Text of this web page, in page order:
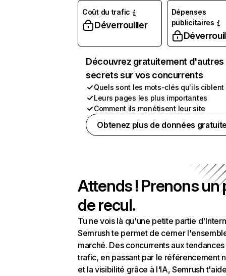
Coût du trafic
Déverrouiller
Dépenses
publicitaires
Découvrez gratuitement d'autres
secrets sur vos concurrents
Quels sont les mots-clés qu'ils ciblent
Leurs pages les plus importantes
Comment ils monétisent leur site
Obtenez plus de données
Attends ! Prenons un
de recul.
Tu ne vois là qu'une petite partie
Semrush te permet de cerner
marché. Des concurrents aux
trafic, en passant par le référencement
et la visibilité grâce à l'IA, Semrush